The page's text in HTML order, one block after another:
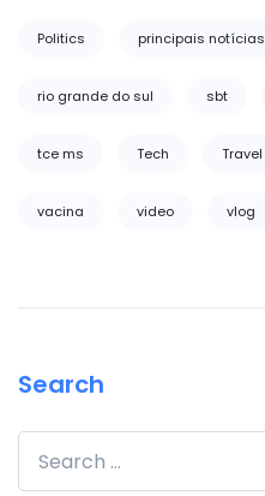
Politics principais notícias
rio grande do sul sbt
tce ms Tech Travel
vacina video vlog
Search
Search for: